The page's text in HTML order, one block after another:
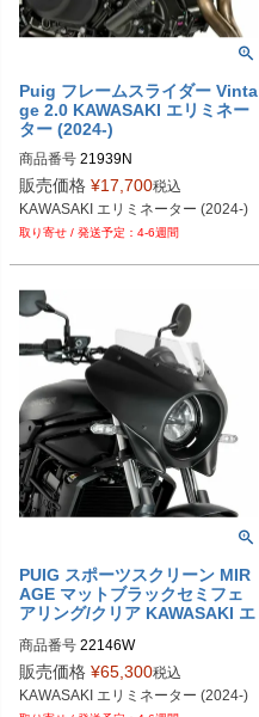
Puig フレームスライダー Vinta
ge 2.0 KAWASAKI エリミネー
ター (2024-)
商品番号 21939N
販売価格 ¥17,700税込
KAWASAKI エリミネーター (2024-)
4-6週間
PUIG スポーツスクリーン MIR
AGE マットブラックセミフェ
アリング/クリア KAWASAKI エ
商品番号 22146W
販売価格 ¥65,300税込
KAWASAKI エリミネーター (2024-)